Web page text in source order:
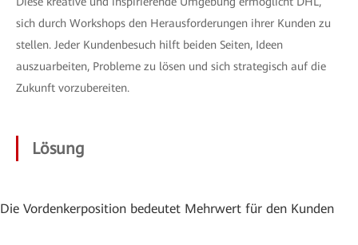
sich durch Workshops den Herausforderungen ihrer Kunden zu
stellen. Jeder Kundenbesuch hilft beiden Seiten, Ideen
auszuarbeiten, Probleme zu lösen und sich strategisch auf die
Zukunft vorzubereiten.
Lösung
Die Vordenkerposition bedeutet Mehrwert für den Kunden